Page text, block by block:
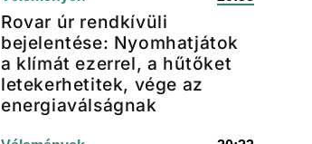
Rovar úr rendkívüli
bejelentése: Nyomhatjátok
a klímát ezerrel, a hűtőket
letekerhetitek, vége az
energiaválságnak